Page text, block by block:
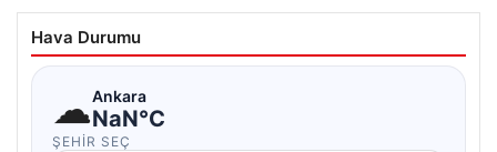
Hava Durumu
☁Ankara
NaN°C
ŞEHIR SEÇ